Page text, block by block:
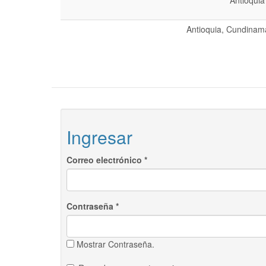
Antioquia,
Ingresar
Correo electrónico *
Contraseña *
Mostrar Contraseña.